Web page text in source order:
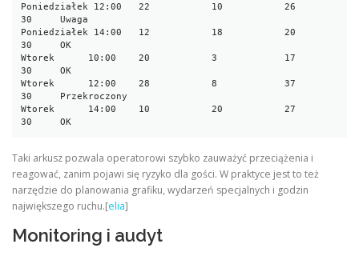
Poniedziałek 12:00   22           10           26
30     Uwaga
Poniedziałek 14:00   12           18           20
30     OK
Wtorek      10:00    20           3            17
30     OK
Wtorek      12:00    28           8            37
30     Przekroczony
Wtorek      14:00    10           20           27
30     OK
Taki arkusz pozwala operatorowi szybko zauważyć przeciążenia i
reagować, zanim pojawi się ryzyko dla gości. W praktyce jest to też
narzędzie do planowania grafiku, wydarzeń specjalnych i godzin
największego ruchu.[elia]
Monitoring i audyt